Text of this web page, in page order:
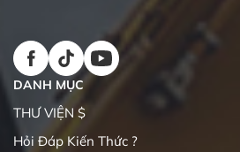
DANH MỤC
THƯ VIỆN $
Hỏi Đáp Kiến Thức ?